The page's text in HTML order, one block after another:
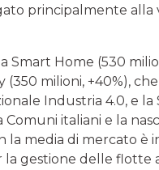
principalmente
Smart Home (530
milioni, +40%),
Industria 4.0, e la
italiani e la
media di mercato è
la gestione delle